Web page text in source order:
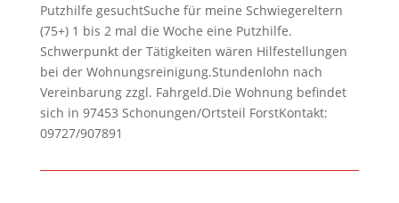
Putzhilfe gesuchtSuche für meine Schwiegereltern
(75+) 1 bis 2 mal die Woche eine Putzhilfe.
Schwerpunkt der Tätigkeiten wären Hilfestellungen
bei der Wohnungsreinigung.Stundenlohn nach
Vereinbarung zzgl. Fahrgeld.Die Wohnung befindet
sich in 97453 Schonungen/Ortsteil ForstKontakt:
09727/907891